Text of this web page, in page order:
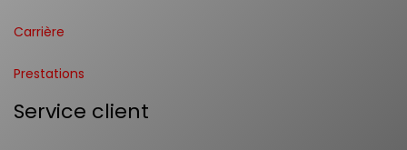
Carrière
Prestations
Service client